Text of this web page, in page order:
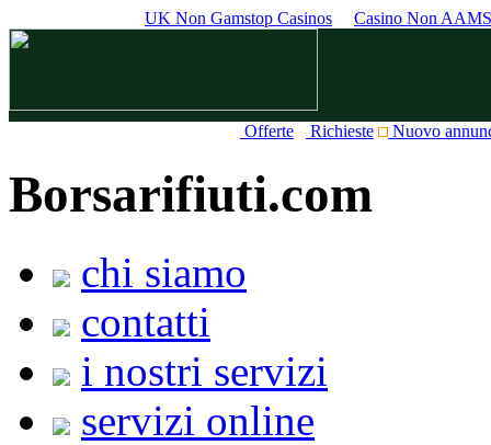
UK Non Gamstop Casinos Casino Non AAMS
Offerte Richieste Nuovo
Borsarifiuti.com
chi siamo
contatti
i nostri servizi
servizi online